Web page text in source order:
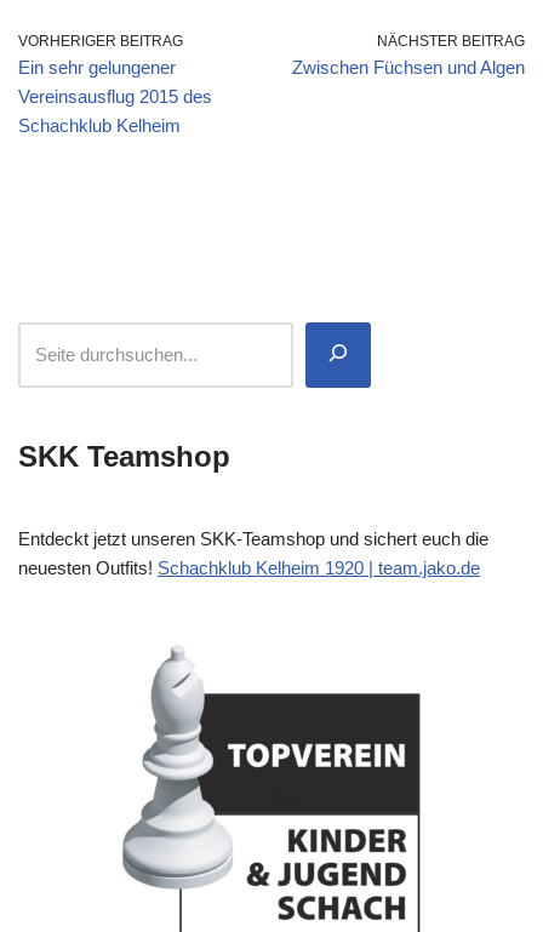
VORHERIGER BEITRAG
Ein sehr gelungener
Vereinsausflug 2015 des
Schachklub Kelheim
NÄCHSTER BEITRAG
Zwischen Füchsen und Algen
SKK Teamshop
Entdeckt jetzt unseren SKK-Teamshop und sichert euch die
neuesten Outfits! Schachklub Kelheim 1920 | team.jako.de